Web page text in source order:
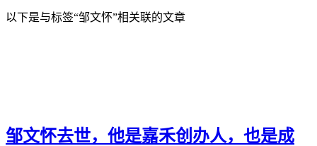
以下是与标签“邹文怀”相关联的文章
邹文怀去世，他是嘉禾创办人，也是成